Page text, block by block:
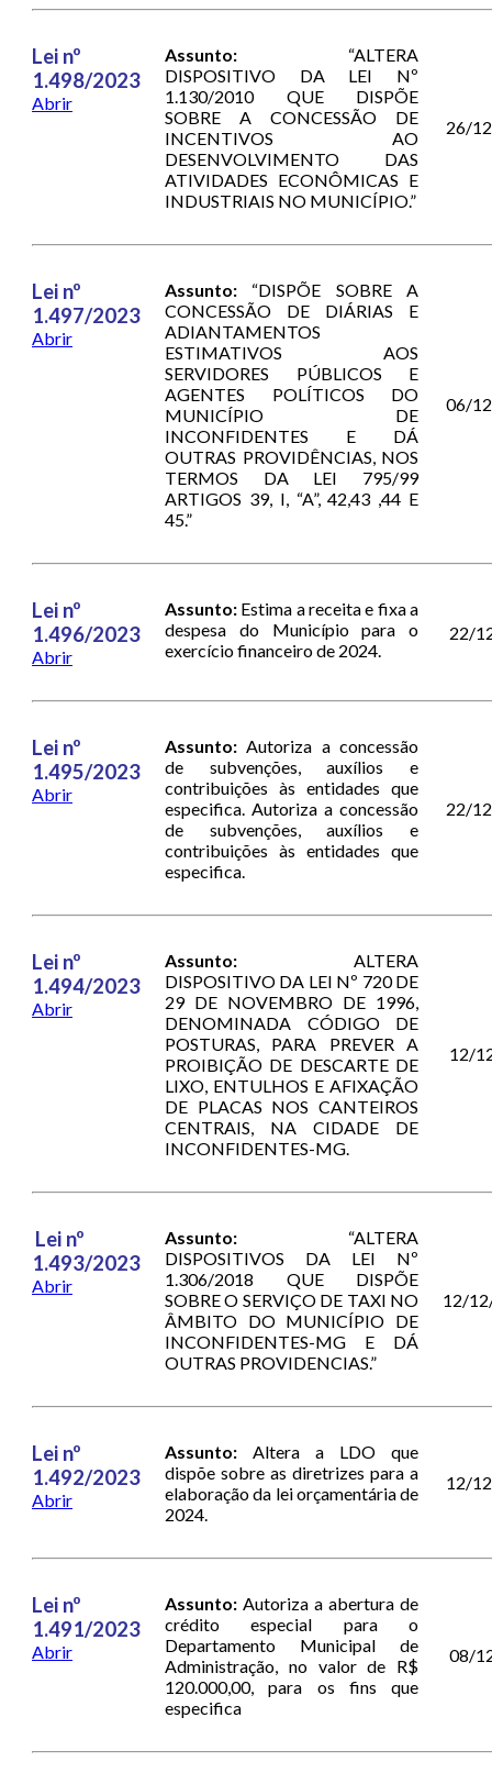
Lei nº
1.498/2023
Abrir
Assunto: “ALTERA
DISPOSITIVO DA LEI Nº
1.130/2010 QUE DISPÕE
SOBRE A CONCESSÃO DE
INCENTIVOS AO
DESENVOLVIMENTO DAS
ATIVIDADES ECONÔMICAS E
INDUSTRIAIS NO MUNICÍPIO.”
26/
Lei nº
1.497/2023
Abrir
Assunto: “DISPÕE SOBRE A
CONCESSÃO DE DIÁRIAS E
ADIANTAMENTOS
ESTIMATIVOS AOS
SERVIDORES PÚBLICOS E
AGENTES POLÍTICOS DO
MUNICÍPIO DE
INCONFIDENTES E DÁ
OUTRAS PROVIDÊNCIAS, NOS
TERMOS DA LEI 795/99
ARTIGOS 39, I, “A”, 42,43 ,44 E
45.”
06/
Lei nº
1.496/2023
Abrir
Assunto: Estima a receita e fixa a
despesa do Município para o
exercício financeiro de 2024.
22/
Lei nº
1.495/2023
Abrir
Assunto:Autoriza a concessão
de subvenções, auxílios e
contribuições às entidades que
especifica. Autoriza a concessão
de subvenções, auxílios e
contribuições às entidades que
especifica.
22/
Lei nº
1.494/2023
Abrir
Assunto: ALTERA
DISPOSITIVO DA LEI Nº 720 DE
29 DE NOVEMBRO DE 1996,
DENOMINADA CÓDIGO DE
POSTURAS, PARA PREVER A
PROIBIÇÃO DE DESCARTE DE
LIXO, ENTULHOS E AFIXAÇÃO
DE PLACAS NOS CANTEIROS
CENTRAIS, NA CIDADE DE
INCONFIDENTES-MG.
12/
Lei nº
1.493/2023
Abrir
Assunto: “ALTERA
DISPOSITIVOS DA LEI Nº
1.306/2018 QUE DISPÕE
SOBRE O SERVIÇO DE TAXI NO
ÂMBITO DO MUNICÍPIO DE
INCONFIDENTES-MG E DÁ
OUTRAS PROVIDENCIAS.”
12/
Lei nº
1.492/2023
Abrir
Assunto: Altera a LDO que
dispõe sobre as diretrizes para a
elaboração da lei orçamentária de
2024.
12/
Lei nº
1.491/2023
Abrir
Assunto: Autoriza a abertura de
crédito especial para o
Departamento Municipal de
Administração, no valor de R$
120.000,00, para os fins que
especifica
08/